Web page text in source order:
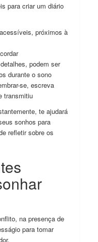
para criar um diário
próximos à
podem ser
durante o sono
se, escreva
transmitiu
te ajudará
sonhos para
refletir sobre os
na presença de
para tomar